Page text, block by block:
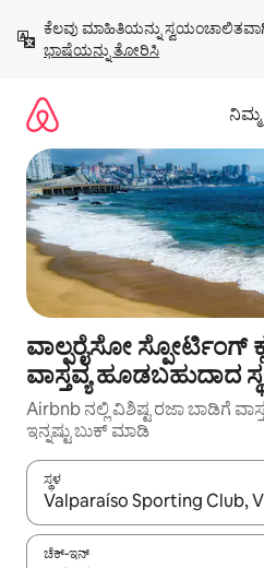
ಹೋಗಿ
ಕೆಲವು ಮಾಹಿತಿಯನ್ನು
ಭಾಷೆಯನ್ನು ತೋರಿಸಿ
ನಿಮ್ಮ
ವಾಲ್ಪರೈಸೋ ಸ್ಪೋರ್ಟಿಂಗ್
ವಾಸ್ತವ್ಯ ಹೂಡಬಹುದಾದ
Airbnb ನಲ್ಲಿ ವಿಶಿಷ್ಟ ರಜಾ ಬಾಡಿಗೆ
ಇನ್ನಷ್ಟು ಬುಕ್ ಮಾಡಿ
ಸ್ಥಳ
ಫಲಿತಾಂಶಗಳು ಲಭ್ಯವಿರುವಾಗ, ಅಪ್
ಚೆಕ್-ಇನ್